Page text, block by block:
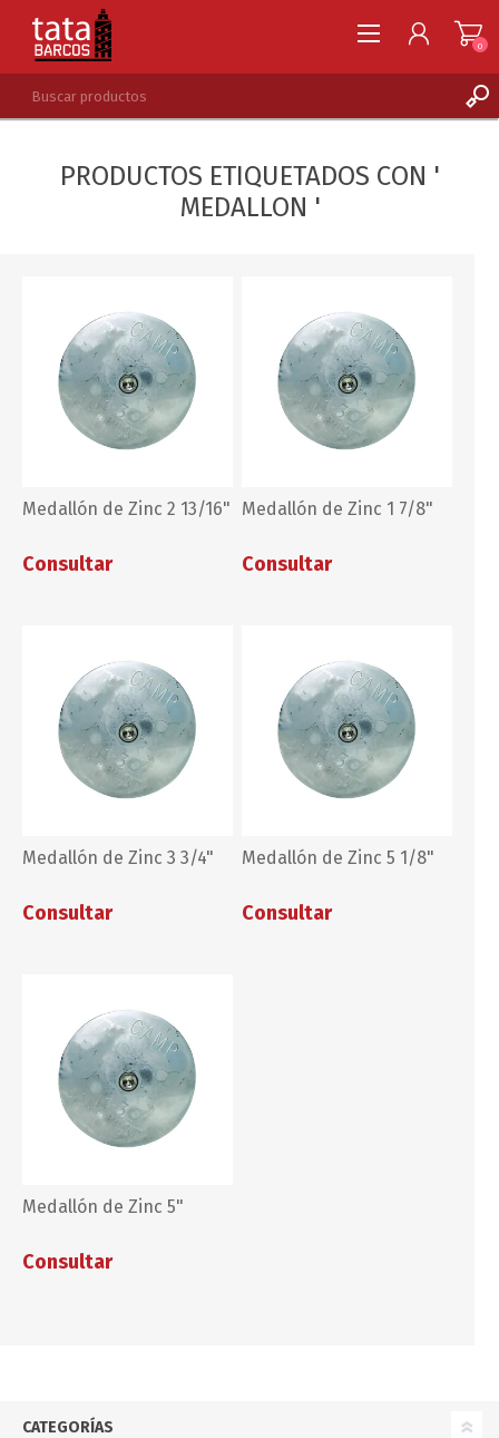
INGRESAR
0
PRODUCTOS ETIQUETADOS CON '
MEDALLON '
Medallón de Zinc 2 13/16"
Consultar
Medallón de Zinc 1 7/8"
Consultar
Medallón de Zinc 3 3/4"
Consultar
Medallón de Zinc 5 1/8"
Consultar
Medallón de Zinc 5"
Consultar
CATEGORÍAS